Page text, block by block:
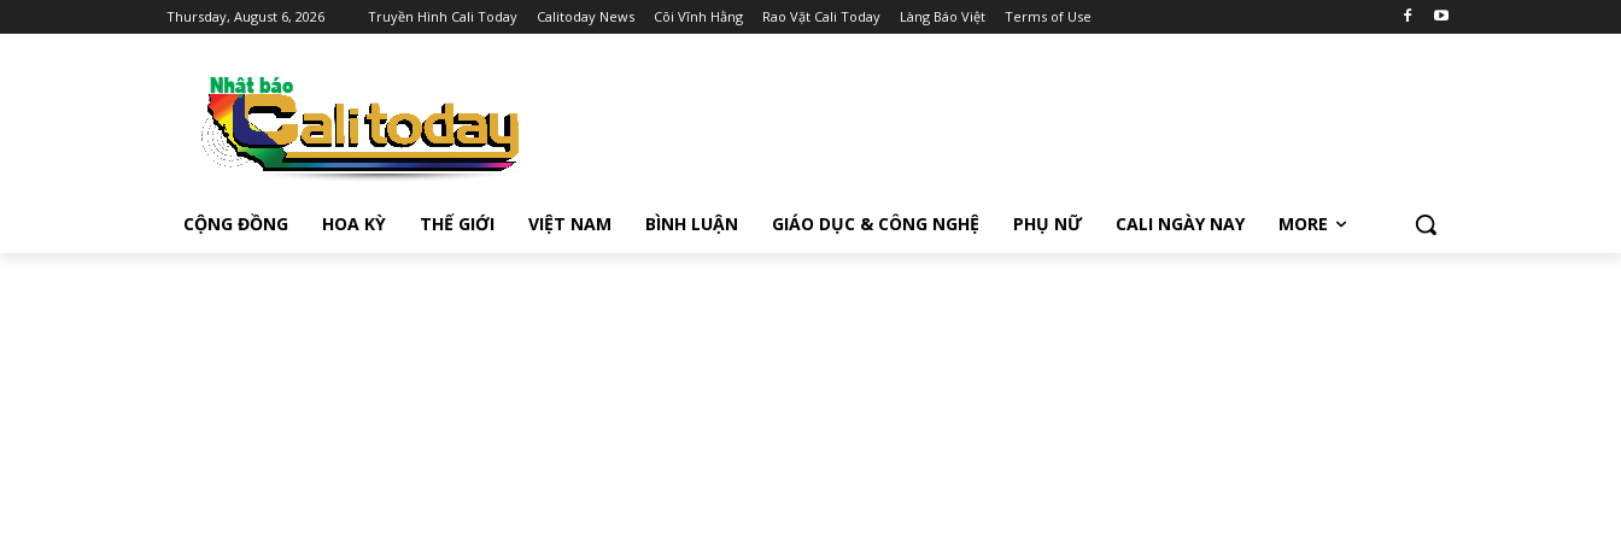
Thursday, August 6, 2026 Truyền Hình Cali Today Calitoday News Cõi Vĩnh Hằng Rao Vặt Cali Today Làng Báo Việt Terms of Use
CỘNG ĐỒNG HOA KỲ THẾ GIỚI VIỆT NAM BÌNH LUẬN GIÁO DỤC & CÔNG NGHỆ PHỤ NỮ CALI NGÀY NAY MORE